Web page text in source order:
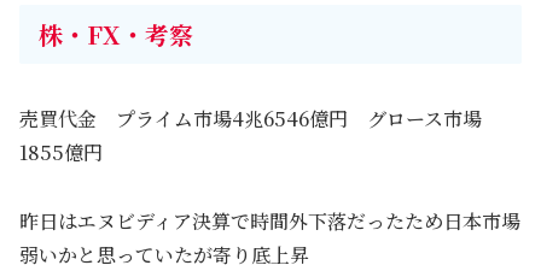
株・FX・考察
売買代金 プライム市場4兆6546億円 グロース市場
1855億円
昨日はエヌビディア決算で時間外下落だったため日本市場
弱いかと思っていたが寄り底上昇